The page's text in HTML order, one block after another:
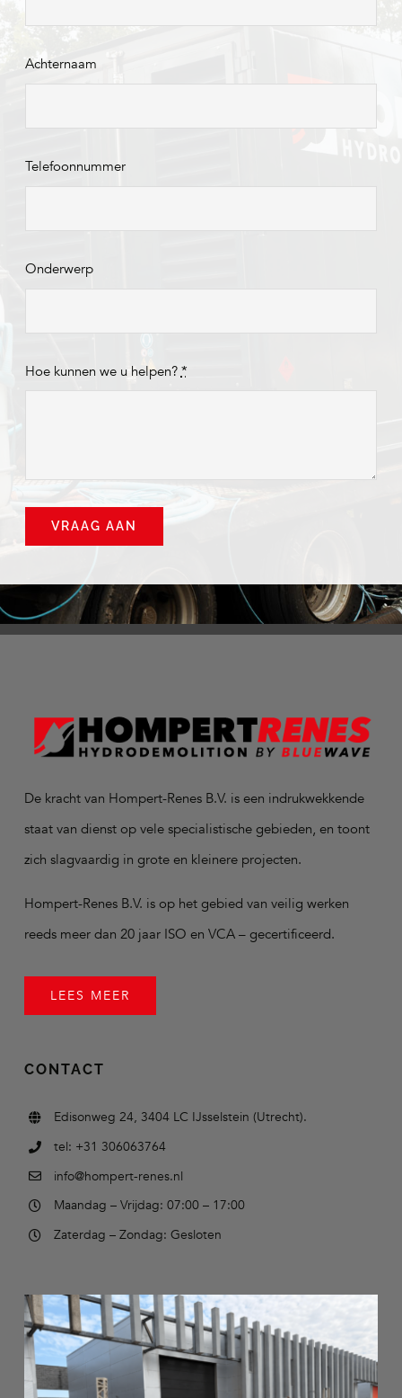
Achternaam
Telefoonnummer
Onderwerp
Hoe kunnen we u helpen? *
VRAAG AAN
De kracht van Hompert-Renes B.V. is een indrukwekkende
staat van dienst op vele specialistische gebieden, en toont
zich slagvaardig in grote en kleinere projecten.
Hompert-Renes B.V. is op het gebied van veilig werken
reeds meer dan 20 jaar ISO en VCA – gecertificeerd.
LEES MEER
CONTACT
Edisonweg 24, 3404 LC IJsselstein (Utrecht).
tel: +31 306063764
info@hompert-renes.nl
Maandag – Vrijdag: 07:00 – 17:00
Zaterdag – Zondag: Gesloten